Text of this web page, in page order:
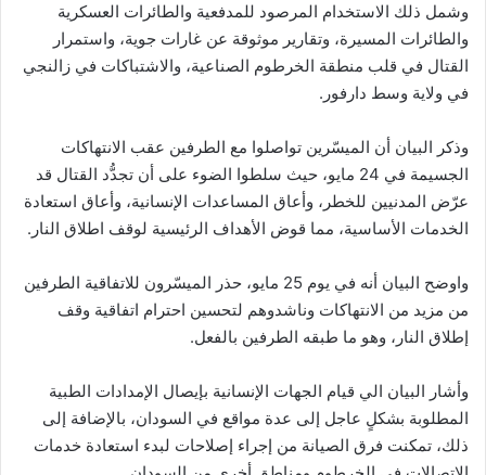
وشمل ذلك الاستخدام المرصود للمدفعية والطائرات العسكرية
والطائرات المسيرة، وتقارير موثوقة عن غارات جوية، واستمرار
القتال في قلب منطقة الخرطوم الصناعية، والاشتباكات في زالنجي
في ولاية وسط دارفور.
وذكر البيان أن الميسّرين تواصلوا مع الطرفين عقب الانتهاكات
الجسيمة في 24 مايو، حيث سلطوا الضوء على أن تجدُّد القتال قد
عرّض المدنيين للخطر، وأعاق المساعدات الإنسانية، وأعاق استعادة
الخدمات الأساسية، مما قوض الأهداف الرئيسية لوقف اطلاق النار.
واوضح البيان أنه في يوم 25 مايو، حذر الميسّرون للاتفاقية الطرفين
من مزيد من الانتهاكات وناشدوهم لتحسين احترام اتفاقية وقف
إطلاق النار، وهو ما طبقه الطرفين بالفعل.
وأشار البيان الي قيام الجهات الإنسانية بإيصال الإمدادات الطبية
المطلوبة بشكلٍ عاجل إلى عدة مواقع في السودان، بالإضافة إلى
ذلك، تمكنت فرق الصيانة من إجراء إصلاحات لبدء استعادة خدمات